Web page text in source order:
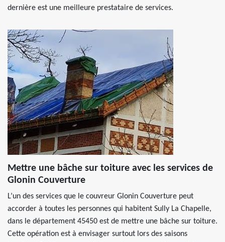
dernière est une meilleure prestataire de services.
Mettre une bâche sur toiture avec les services de
Glonin Couverture
L’un des services que le couvreur Glonin Couverture peut
accorder à toutes les personnes qui habitent Sully La Chapelle,
dans le département 45450 est de mettre une bâche sur toiture.
Cette opération est à envisager surtout lors des saisons